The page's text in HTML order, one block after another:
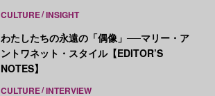
CULTURE INSIGHT
わたしたちの永遠の「偶像」──マリー・ア
ントワネット・スタイル【EDITOR’S
NOTES】
CULTURE INTERVIEW